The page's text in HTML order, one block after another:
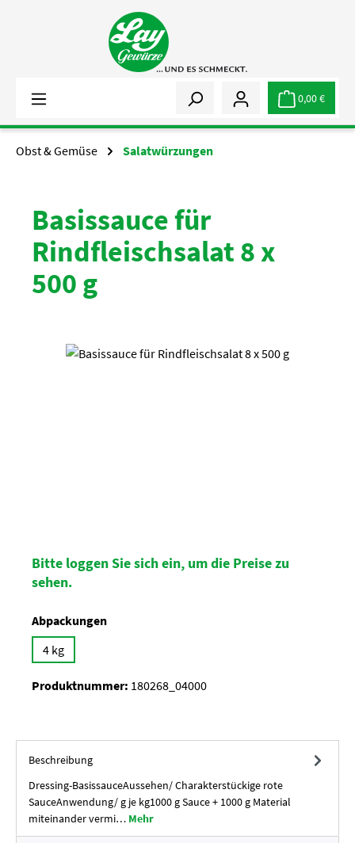
Zum Hauptinhalt springen
0,00 €
Obst & Gemüse Salatwürzungen
Basissauce für
Rindfleischsalat 8 x
500 g
Bildergalerie überspringen
Bitte loggen Sie sich ein, um die Preise zu
sehen.
Abpackungenauswählen
4 kg
Produktnummer: 180268_04000
Beschreibung
Dressing-BasissauceAussehen/ Charakterstückige rote
SauceAnwendung/ g je kg1000 g Sauce + 1000 g Material
miteinander vermi… Mehr